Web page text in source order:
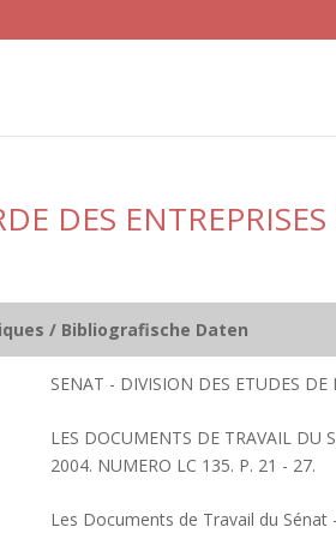
DES
/ Bibliografische Daten
SENAT - DIVISION DES ETUDES DE
LES DOCUMENTS DE TRAVAIL DU
2004. NUMERO LC 135. P. 21 - 27.
Les Documents de Travail du